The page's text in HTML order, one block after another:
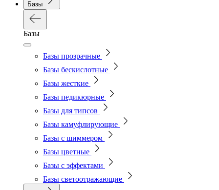
Базы
Базы
Базы прозрачные
Базы бескислотные
Базы жесткие
Базы педикюрные
Базы для типсов
Базы камуфлирующие
Базы с шиммером
Базы цветные
Базы с эффектами
Базы светоотражающие